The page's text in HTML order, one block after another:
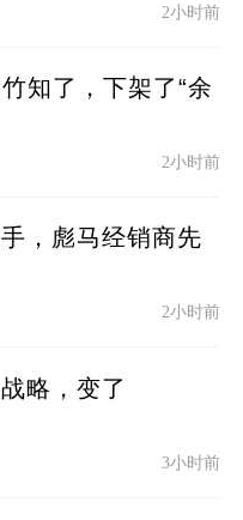
2小时前
知了，下架了“余
2小时前
，彪马经销商先
2小时前
略，变了
3小时前